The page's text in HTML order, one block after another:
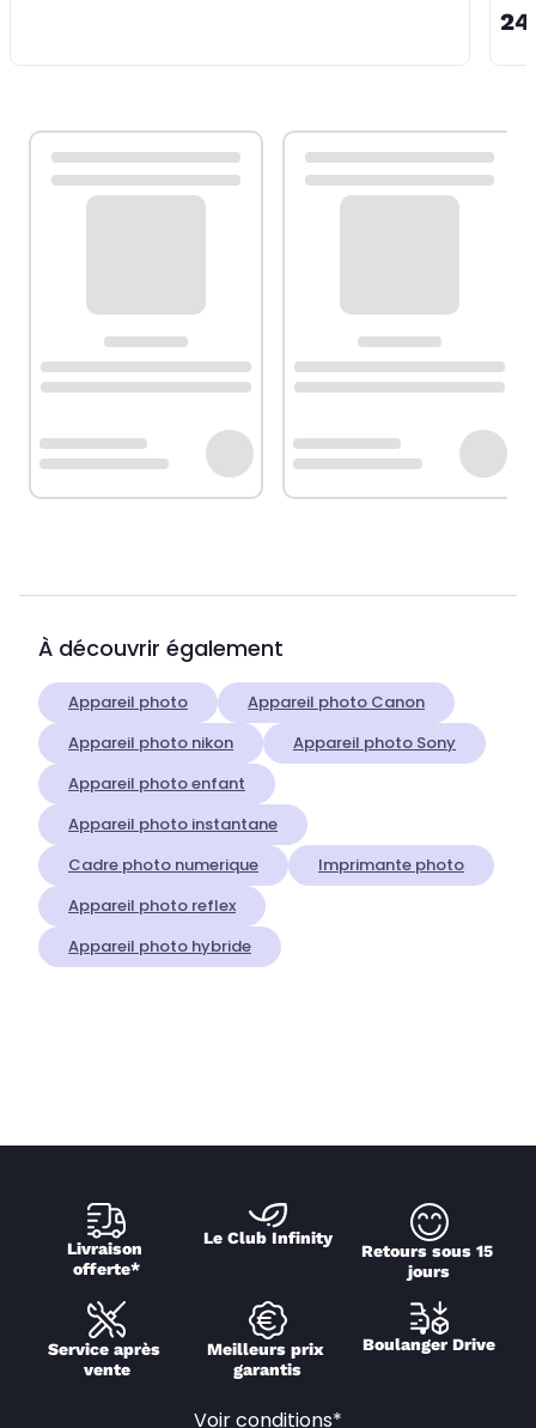
À découvrir également
Appareil photo
Appareil photo Canon
Appareil photo nikon
Appareil photo Sony
Appareil photo enfant
Appareil photo instantane
Cadre photo numerique
Imprimante photo
Appareil photo reflex
Appareil photo hybride
Livraison
offerte*
Le Club Infinity
Retours sous 15
jours
Service après
vente
Meilleurs prix
garantis
Boulanger Drive
Voir conditions*